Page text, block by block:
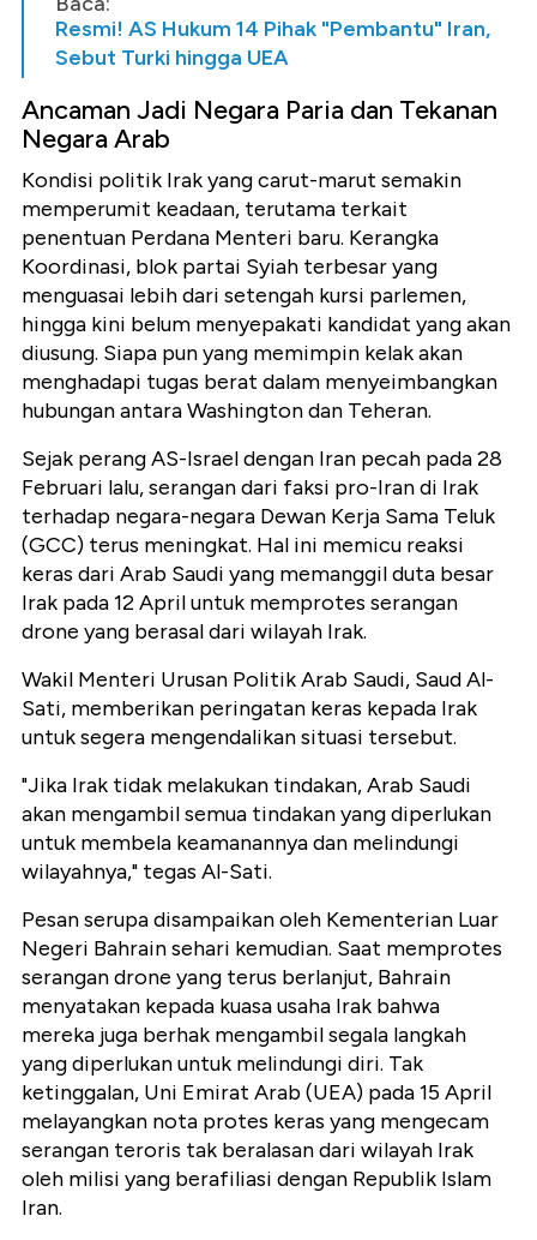
Resmi! AS Hukum 14 Pihak "Pembantu" Iran,
Sebut Turki hingga UEA
Ancaman Jadi Negara Paria dan Tekanan
Negara Arab
Kondisi politik Irak yang carut-marut semakin
memperumit keadaan, terutama terkait
penentuan Perdana Menteri baru. Kerangka
Koordinasi, blok partai Syiah terbesar yang
menguasai lebih dari setengah kursi parlemen,
hingga kini belum menyepakati kandidat yang akan
diusung. Siapa pun yang memimpin kelak akan
menghadapi tugas berat dalam menyeimbangkan
hubungan antara Washington dan Teheran.
Sejak perang AS-Israel dengan Iran pecah pada 28
Februari lalu, serangan dari faksi pro-Iran di Irak
terhadap negara-negara Dewan Kerja Sama Teluk
(GCC) terus meningkat. Hal ini memicu reaksi
keras dari Arab Saudi yang memanggil duta besar
Irak pada 12 April untuk memprotes serangan
drone yang berasal dari wilayah Irak.
Wakil Menteri Urusan Politik Arab Saudi, Saud Al-
Sati, memberikan peringatan keras kepada Irak
untuk segera mengendalikan situasi tersebut.
"Jika Irak tidak melakukan tindakan, Arab Saudi
akan mengambil semua tindakan yang diperlukan
untuk membela keamanannya dan melindungi
wilayahnya," tegas Al-Sati.
Pesan serupa disampaikan oleh Kementerian Luar
Negeri Bahrain sehari kemudian. Saat memprotes
serangan drone yang terus berlanjut, Bahrain
menyatakan kepada kuasa usaha Irak bahwa
mereka juga berhak mengambil segala langkah
yang diperlukan untuk melindungi diri. Tak
ketinggalan, Uni Emirat Arab (UEA) pada 15 April
melayangkan nota protes keras yang mengecam
serangan teroris tak beralasan dari wilayah Irak
oleh milisi yang berafiliasi dengan Republik Islam
Iran.